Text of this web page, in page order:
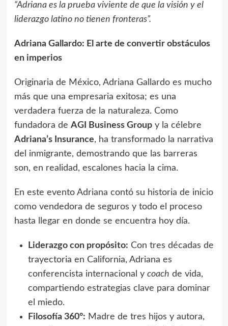
“Adriana es la prueba viviente de que la visión y el
liderazgo latino no tienen fronteras”.
Adriana Gallardo: El arte de convertir obstáculos
en imperios
Originaria de México, Adriana Gallardo es mucho
más que una empresaria exitosa; es una
verdadera fuerza de la naturaleza. Como
fundadora de AGI Business Groupy la célebre
Adriana’s Insurance, ha transformado la narrativa
del inmigrante, demostrando que las barreras
son, en realidad, escalones hacia la cima.
En este evento Adriana contó su historia de inicio
como vendedora de seguros y todo el proceso
hasta llegar en donde se encuentra hoy día.
Liderazgo con propósito: Con tres décadas de
trayectoria en California, Adriana es
conferencista internacional y coach de vida,
compartiendo estrategias clave para dominar
el miedo.
Filosofía 360°: Madre de tres hijos y autora,